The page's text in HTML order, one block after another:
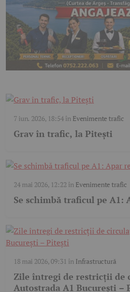
7 iun. 2026, 18:54în Evenimente trafic
Grav în trafic, la Pitești
24 mai 2026, 12:22 în Evenimente trafic
Se schimbă traficul pe A1:
18 mai 2026, 09:31 în Infrastructură
Zile întregi de restricții de
Autostrada A1 București –